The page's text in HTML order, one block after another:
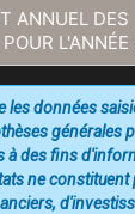
ANNUEL DES
L'ANNÉE
les données
générales
à des fins
ne constituent